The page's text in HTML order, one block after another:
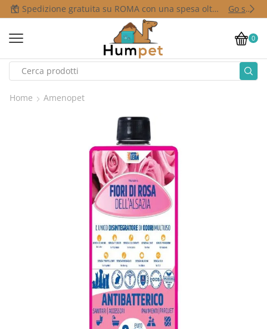
Spedizione gratuita su ROMA con una spesa oltre i 50,00 € Go shop
0
Home Amenopet